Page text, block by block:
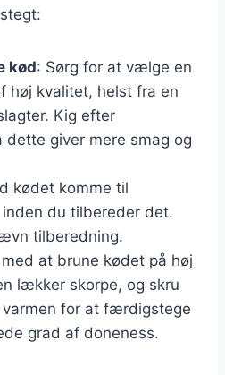
kød: Sørg for at vælge en
høj kvalitet, helst fra en
Kig efter
dette giver mere smag og
kødet komme til
du tilbereder det.
tilberedning.
at brune kødet på høj
lækker skorpe, og skru
for at færdigstege
grad af doneness.